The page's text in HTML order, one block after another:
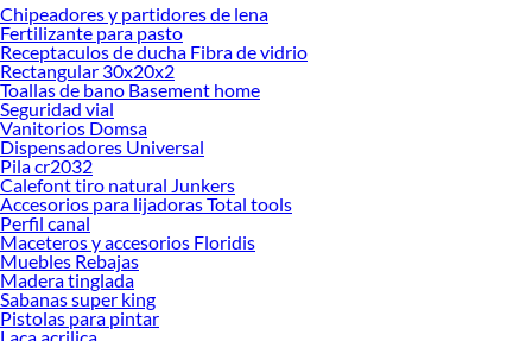
Desde remodelaciones hasta proyectos de decoración, estamos aquí para hacer
tus ideas realidad. ¡Visítanos y encuentra todo lo que tenemos para ofrecerte en
Cajas, cartones y films!
Explora la variedad de productos de Cajas, cartones y films en Sodimac
Herramientas, materiales y accesorios de calidad para tus proyectos y
renovación de espacios. ¡Visítanos y descubre todo lo que tenemos para
ofrecerte!
Encuentra una amplia variedad de productos de Cajas, cartones y films en
Sodimac. Encuentra todo lo necesario para tus proyectos de renovación y
decoración. ¡Visítanos y haz tus ideas realidad!
Chipeadores y partidores de lena
Fertilizante para pasto
Receptaculos de ducha Fibra de vidrio
Rectangular 30x20x2
Toallas de bano Basement home
Seguridad vial
Vanitorios Domsa
Dispensadores Universal
Pila cr2032
Calefont tiro natural Junkers
Accesorios para lijadoras Total tools
Perfil canal
Maceteros y accesorios Floridis
Muebles Rebajas
Madera tinglada
Sabanas super king
Pistolas para pintar
Laca acrilica